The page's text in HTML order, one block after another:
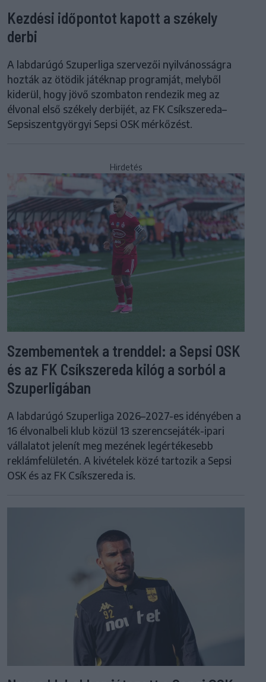
Kezdési időpontot kapott a székely
derbi
A labdarúgó Szuperliga szervezői nyilvánosságra
hozták az ötödik játéknap programját, melyből
kiderül, hogy jövő szombaton rendezik meg az
élvonal első székely derbijét, az FK Csíkszereda–
Sepsiszentgyörgyi Sepsi OSK mérkőzést.
Hirdetés
Szembementek a trenddel: a Sepsi OSK
és az FK Csíkszereda kilóg a sorból a
Szuperligában
A labdarúgó Szuperliga 2026–2027-es idényében a
16 élvonalbeli klub közül 13 szerencsejáték-ipari
vállalatot jelenít meg mezének legértékesebb
reklámfelületén. A kivételek közé tartozik a Sepsi
OSK és az FK Csíkszereda is.